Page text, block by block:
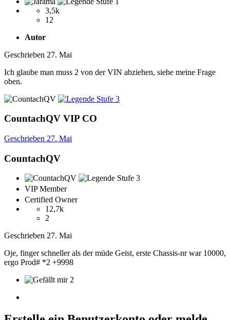
3,5k
12
Autor
Geschrieben 27. Mai
Ich glaube man muss 2 von der VIN abziehen, siehe meine Frage
oben.
CountachQV VIP CO
Geschrieben 27. Mai
CountachQV
VIP Member
Certified Owner
12,7k
2
Geschrieben 27. Mai
Oje, finger schneller als der müde Geist, erste Chassis-nr war 10000,
ergo Prod# *2 +9998
2